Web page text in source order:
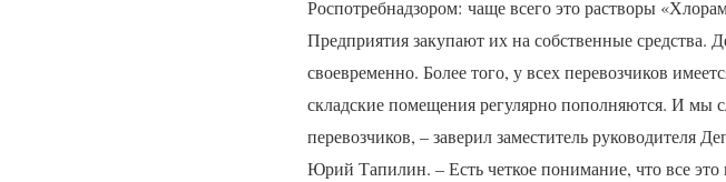
Роспотребнадзором: чаще всего это растворы
Предприятия закупают их на собственные средства.
своевременно. Более того, у всех перевозчиков
складские помещения регулярно пополняются. И мы
перевозчиков, – заверил заместитель руководителя
Юрий Тапилин. – Есть четкое понимание, что все